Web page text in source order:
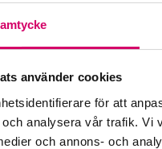
använder cookies
för att
analysera vår trafik. Vi
och annons- och